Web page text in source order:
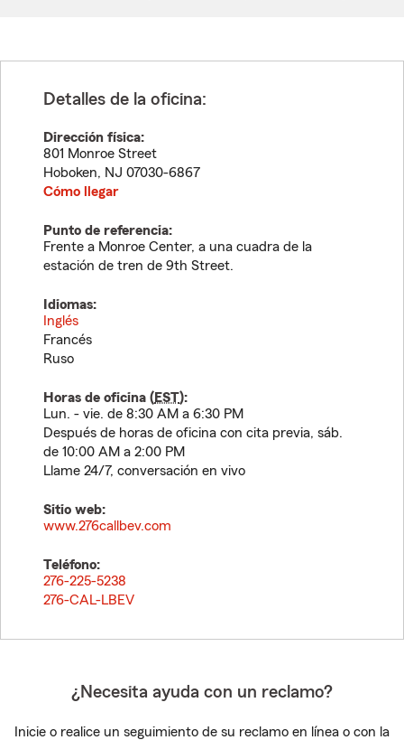
Detalles de la oficina:
Dirección física:
801 Monroe Street
Hoboken, NJ 07030-6867
Cómo llegar
Punto de referencia:
Frente a Monroe Center, a una cuadra de la
estación de tren de 9th Street.
Idiomas:
Inglés
Francés
Ruso
Horas de oficina (EST):
Lun. - vie. de 8:30 AM a 6:30 PM
Después de horas de oficina con cita previa, sáb.
de 10:00 AM a 2:00 PM
Llame 24/7, conversación en vivo
Sitio web:
www.276callbev.com
Teléfono:
276-225-5238
276-CAL-LBEV
¿Necesita ayuda con un reclamo?
Inicie o realice un seguimiento de su reclamo en línea o con la